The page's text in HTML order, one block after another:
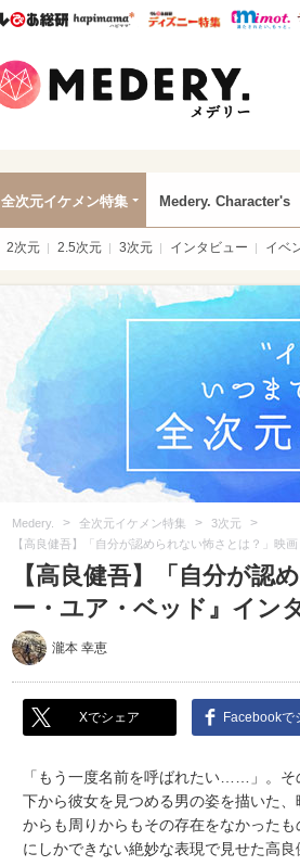
ウレぴあ総研ハピママ* ウレぴあ
全次元イケメン特集 Medery. Character's
2次元 2.5次元 3次元 インタビュー イベ
Medery. > 全次元イケメン特集 > 3次元 >
【高良健吾】「自分が認められない怖さとは？」映
【高良健吾】「自分が認
ー・ユア・ベッド』イン
瀧本 幸恵
Xでシェア Facebookで
「もう一度名前を呼ばれたい……」。
下から彼女を見つめる男の姿を描いた
からも周りからもその存在をなかった
にしかできない絶妙な表現で見せた高